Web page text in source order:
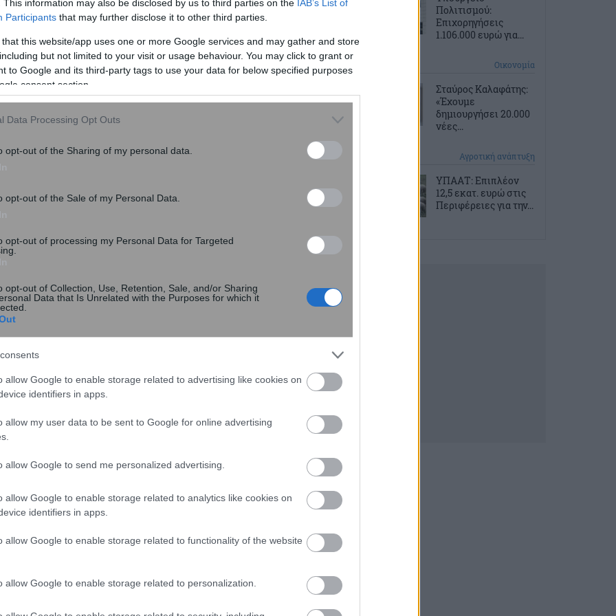
This information may also be disclosed by us to third parties on the IAB’s List of
Participants that may further disclose it to other third parties.
that this website/app uses one or more Google services and may gather and store
but not limited to your visit or usage behaviour. You may click to grant or
to Google and its third-party tags to use your data for below specified purposes
consent section.
Data Processing Opt Outs
opt-out of the Sharing of my personal data.
opt-out of the Sale of my Personal Data.
opt-out of processing my Personal Data for Targeted
opt-out of Collection, Use, Retention, Sale, and/or Sharing
Data that Is Unrelated with the Purposes for which it
allow Google to enable storage related to advertising like cookies on
identifiers in apps.
allow my user data to be sent to Google for online advertising
allow Google to send me personalized advertising.
allow Google to enable storage related to analytics like cookies on
identifiers in apps.
allow Google to enable storage related to functionality of the website
allow Google to enable storage related to personalization.
, αναμένεταινα εξοφληθεί και το έκτακτο επίδομα
συνταξιούχους
(δηλαδή το 1/3 των απόμαχων της
έως 1.600 ευρώ και προσωπική διαφορά
διαφοράς
από 100 έως και 200 ευρώ και θα χορηγηθεί ως
συντάξεων έως 700 ευρώ, θα δοθεί ενίσχυση 200
συντάξεων από 700,1 έως 1.100 ευρώ, θα δοθεί
συντάξεων από 1.100,1 έως 1.600 ευρώ, θα δοθεί
λάβει μεν τις αυξήσεις που θα δοθούν σε όλους
πως θα «κλειδώσουν» μεταξύ 3% με 3,5% , όμως
διαφοράς. Το ποσό της αύξησης θα «σβήσει»,
διαφορά, οπότε από τον Ιανουάριο του 2025
τις όποιες αυξήσεις στον τραπεζικό τους
Πολιτισμού:
Επιχορηγήσεις
1.106.000 ευρώ για...
Οικονομία
Σταύρος Καλαφάτης:
«Έχουμε
δημιουργήσει 20.000
νέες...
Αγροτική ανάπτυξη
ΥΠΑΑΤ: Επιπλέον
12,5 εκατ. ευρώ στις
Περιφέρειες για την...